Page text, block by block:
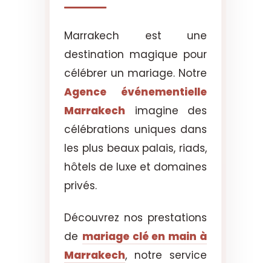
Marrakech est une
destination magique pour
célébrer un mariage. Notre
Agence événementielle
Marrakech imagine des
célébrations uniques dans
les plus beaux palais, riads,
hôtels de luxe et domaines
privés.
Découvrez nos prestations
de mariage clé en main à
Marrakech, notre service